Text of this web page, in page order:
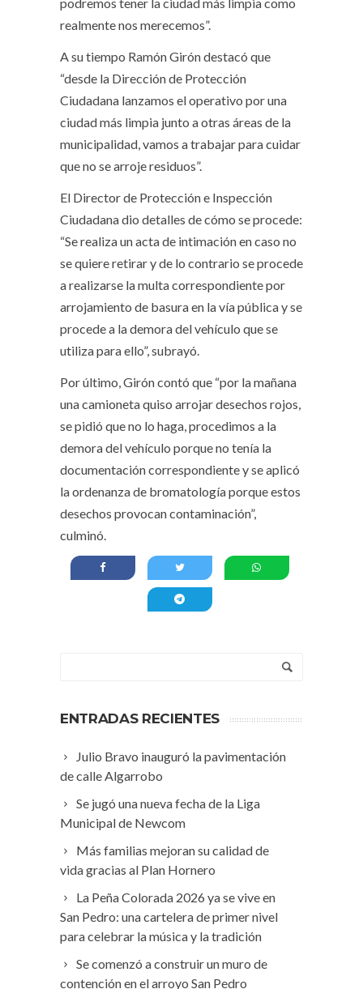
realmente nos merecemos”.
A su tiempo Ramón Girón destacó que
“desde la Dirección de Protección
Ciudadana lanzamos el operativo por una
ciudad más limpia junto a otras áreas de la
municipalidad, vamos a trabajar para cuidar
que no se arroje residuos”.
El Director de Protección e Inspección
Ciudadana dio detalles de cómo se procede:
“Se realiza un acta de intimación en caso no
se quiere retirar y de lo contrario se procede
a realizarse la multa correspondiente por
arrojamiento de basura en la vía pública y se
procede a la demora del vehículo que se
utiliza para ello”, subrayó.
Por último, Girón contó que “por la mañana
una camioneta quiso arrojar desechos rojos,
se pidió que no lo haga, procedimos a la
demora del vehículo porque no tenía la
documentación correspondiente y se aplicó
la ordenanza de bromatología porque estos
desechos provocan contaminación”,
culminó.
ENTRADAS RECIENTES
Julio Bravo inauguró la pavimentación
de calle Algarrobo
Se jugó una nueva fecha de la Liga
Municipal de Newcom
Más familias mejoran su calidad de
vida gracias al Plan Hornero
La Peña Colorada 2026 ya se vive en
San Pedro: una cartelera de primer nivel
para celebrar la música y la tradición
Se comenzó a construir un muro de
contención en el arroyo San Pedro